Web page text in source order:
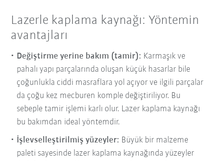
Lazerle kaplama kaynağı: Yöntemin
avantajları
Değiştirme yerine bakım (tamir): Karmaşık ve
pahalı yapı parçalarında oluşan küçük hasarlar bile
çoğunlukla ciddi masraflara yol açıyor ve ilgili parçalar
da çoğu kez mecburen komple değiştiriliyor. Bu
sebeple tamir işlemi karlı olur. Lazer kaplama kaynağı
bu bakımdan ideal yöntemdir.
İşlevselleştirilmiş yüzeyler: Büyük bir malzeme
paleti sayesinde lazer kaplama kaynağında yüzeyler